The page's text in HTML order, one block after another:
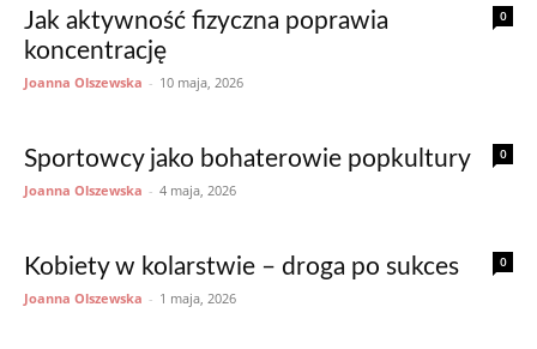
0
Jak aktywność fizyczna poprawia
koncentrację
Joanna Olszewska - 10 maja, 2026
0
Sportowcy jako bohaterowie popkultury
Joanna Olszewska - 4 maja, 2026
0
Kobiety w kolarstwie – droga po sukces
Joanna Olszewska - 1 maja, 2026